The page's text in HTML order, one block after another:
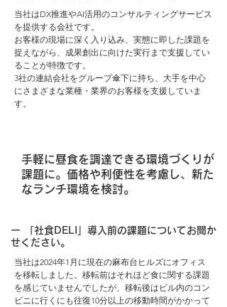
当社はDX推進やAI活用のコンサルティングサービス
を提供する会社です。
お客様の現場に深く入り込み、実態に即した課題を
捉えながら、成果創出に向けた実行まで支援してい
ることが特徴です。
3社の連結会社をグループ傘下に持ち、大手を中心
にさまざまな業種・業界のお客様を支援していま
す。
手軽に昼食を調達できる環境づくりが
課題に。価格や利便性を考慮し、新た
なランチ環境を検討。
ー 「社食DELI」導入前の課題についてお聞か
せください。
当社は2024年1月に現在の麻布台ヒルズにオフィス
を移転しました。移転前はそれほど食に関する課題
を感じていませんでしたが、移転後はビル内のコン
ビニに行くにも往復10分以上の移動時間がかかって